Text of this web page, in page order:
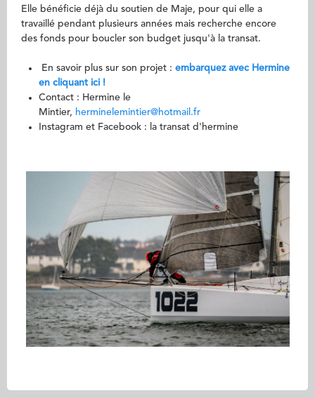
Elle bénéficie déjà du soutien de Maje, pour qui elle a
travaillé pendant plusieurs années mais recherche encore
des fonds pour boucler son budget jusqu'à la transat.
En savoir plus sur son projet : embarquez avec Hermine
en cliquant ici !
Contact : Hermine le
Mintier, herminelemintier@hotmail.fr
Instagram et Facebook : la transat d'hermine